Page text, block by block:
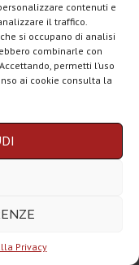
contenuti e
il traffico.
si occupano di analisi
combinarle con
permetti l’uso
ai cookie consulta la
Privacy